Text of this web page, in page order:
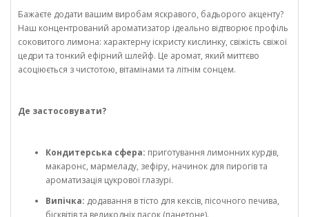
Бажаєте додати вашим виробам яскравого, бадьорого акценту?
Наш концентрований ароматизатор ідеально відтворює профіль
соковитого лимона: характерну іскристу кислинку, свіжість свіжої
цедри та тонкий ефірний шлейф. Це аромат, який миттєво
асоціюється з чистотою, вітамінами та літнім сонцем.
Де застосовувати?
Кондитерська сфера: приготування лимонних курдів,
макаронс, мармеладу, зефіру, начинок для пирогів та
ароматизація цукрової глазурі.
Випічка: додавання в тісто для кексів, пісочного печива,